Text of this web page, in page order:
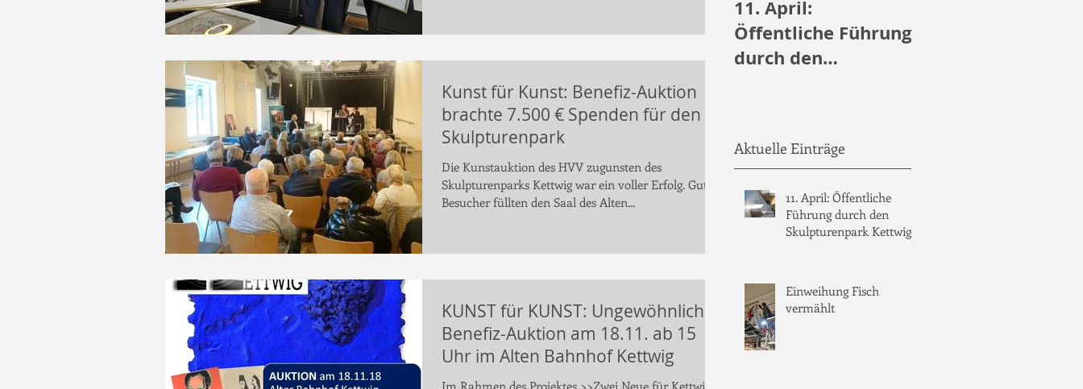
Kunst für Kunst: Benefiz-Auktion
brachte 7.500 € Spenden für den
Skulpturenpark
Die Kunstauktion des HVV zugunsten des
Skulpturenparks Kettwig war ein voller Erfolg. Gut 80
Besucher füllten den Saal des Alten...
KUNST für KUNST: Ungewöhnliche
Benefiz-Auktion am 18.11. ab 15
Uhr im Alten Bahnhof Kettwig
Im Rahmen des Projektes >>Zwei Neue für Kettwig<<
11. April:
Öffentliche Führung
durch den
Aktuelle Einträge
11. April: Öffentliche
Führung durch den
Skulpturenpark Kettwig
Einweihung Fisch
vermählt